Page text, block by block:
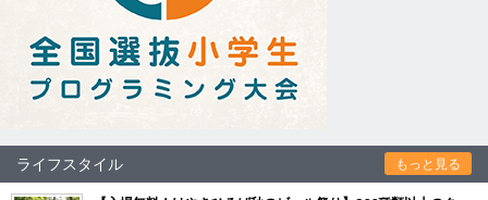
ライフスタイル もっと見る